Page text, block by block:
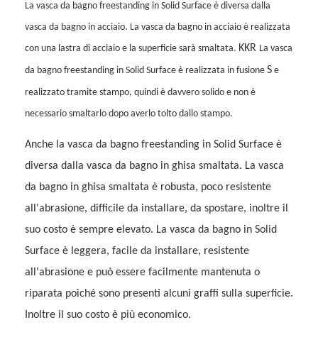
La vasca da bagno freestanding in Solid Surface è diversa dalla
vasca da bagno in acciaio. La vasca da bagno in acciaio è realizzata
con una lastra di acciaio e la superficie sarà smaltata. KKR La vasca
da bagno freestanding in Solid Surface è realizzata in fusione S e
realizzato tramite stampo, quindi è davvero solido e non è
necessario smaltarlo dopo averlo tolto dallo stampo.
Anche la vasca da bagno freestanding in Solid Surface è
diversa dalla vasca da bagno in ghisa smaltata. La vasca
da bagno in ghisa smaltata è robusta, poco resistente
all'abrasione, difficile da installare, da spostare, inoltre il
suo costo è sempre elevato. La vasca da bagno in Solid
Surface è leggera, facile da installare, resistente
all'abrasione e può essere facilmente mantenuta o
riparata poiché sono presenti alcuni graffi sulla superficie.
Inoltre il suo costo è più economico.